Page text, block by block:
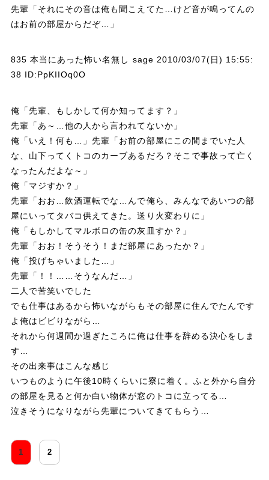
先輩「それにその音は俺も聞こえてた…けど音が鳴ってんの
はお前の部屋からだぞ…」
835 本当にあった怖い名無し sage 2010/03/07(日) 15:55:
38 ID:PpKIIOq0O
俺「先輩、もしかして何か知ってます？」
先輩「あ～…他の人から言われてないか」
俺「いえ！何も…」先輩「お前の部屋にこの間までいた人
な、山下ってくトコのカーブあるだろ？そこで事故って亡く
なったんだよな～」
俺「マジすか？」
先輩「おお…飲酒運転でな…んで俺ら、みんなであいつの部
屋にいってタバコ供えてきた。送り火変わりに」
俺「もしかしてマルボロの缶の灰皿すか？」
先輩「おお！そうそう！まだ部屋にあったか？」
俺「投げちゃいました…」
先輩「！！……そうなんだ…」
二人で苦笑いでした
でも仕事はあるから怖いながらもその部屋に住んでたんです
よ俺はビビりながら…
それから何週間か過ぎたころに俺は仕事を辞める決心をしま
す…
その出来事はこんな感じ
いつものように午後10時くらいに寮に着く。ふと外から自分
の部屋を見ると何か白い物体が窓のトコに立ってる…
泣きそうになりながら先輩についてきてもらう…
1 2